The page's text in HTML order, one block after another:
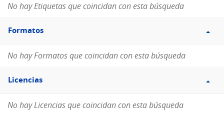
No hay Etiquetas que coincidan con esta búsqueda
Filtro
Formatos
Formatos
No hay Formatos que coincidan con esta búsqueda
Filtro
Licencias
Licencias
No hay Licencias que coincidan con esta búsqueda